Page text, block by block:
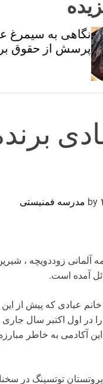
سیمرغ عطار با
حقوق برابر
مدرسه فمنیستی
آلمانی زوددویچه ،
آمده است.
را در اول اکتبر سال
آکادمی به خاطر
پروتستان توتسینگ در